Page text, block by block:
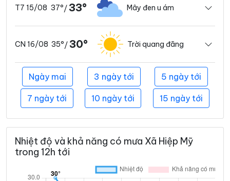
T7 15/08 37°/ 33° Mây đen u ám
CN 16/08 35°/ 30° Trời quang đãng
Ngày mai 3 ngày tới 5 ngày tới
7 ngày tới 10 ngày tới 15 ngày tới
Nhiệt độ và khả năng có mưa Xã Hiệp Mỹ
trong 12h tới